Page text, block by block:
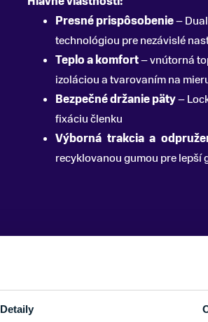
Detaily
Presné prispôsobenie–
technológiou pre nezávislé
Teplo a komfort– vnútorná
izoláciou a tvarovaním na
Bezpečné držanie päty–
fixáciu členku
Výborná trakcia a
recyklovanou gumou pre lepší